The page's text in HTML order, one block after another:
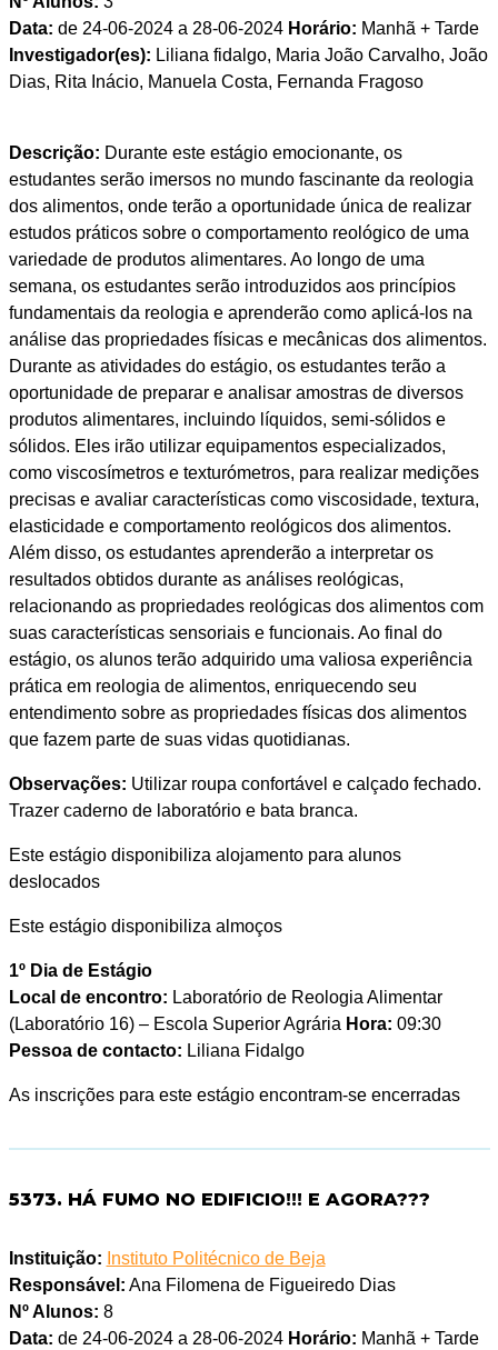
Data: de 24-06-2024 a 28-06-2024 Horário: Manhã + Tarde
Investigador(es): Liliana fidalgo, Maria João Carvalho, João
Dias, Rita Inácio, Manuela Costa, Fernanda Fragoso
Descrição: Durante este estágio emocionante, os
estudantes serão imersos no mundo fascinante da reologia
dos alimentos, onde terão a oportunidade única de realizar
estudos práticos sobre o comportamento reológico de uma
variedade de produtos alimentares. Ao longo de uma
semana, os estudantes serão introduzidos aos princípios
fundamentais da reologia e aprenderão como aplicá-los na
análise das propriedades físicas e mecânicas dos alimentos.
Durante as atividades do estágio, os estudantes terão a
oportunidade de preparar e analisar amostras de diversos
produtos alimentares, incluindo líquidos, semi-sólidos e
sólidos. Eles irão utilizar equipamentos especializados,
como viscosímetros e texturómetros, para realizar medições
precisas e avaliar características como viscosidade, textura,
elasticidade e comportamento reológicos dos alimentos.
Além disso, os estudantes aprenderão a interpretar os
resultados obtidos durante as análises reológicas,
relacionando as propriedades reológicas dos alimentos com
suas características sensoriais e funcionais. Ao final do
estágio, os alunos terão adquirido uma valiosa experiência
prática em reologia de alimentos, enriquecendo seu
entendimento sobre as propriedades físicas dos alimentos
que fazem parte de suas vidas quotidianas.
Observações: Utilizar roupa confortável e calçado fechado.
Trazer caderno de laboratório e bata branca.
Este estágio disponibiliza alojamento para alunos
deslocados
Este estágio disponibiliza almoços
1º Dia de Estágio
Local de encontro: Laboratório de Reologia Alimentar
(Laboratório 16) – Escola Superior Agrária Hora: 09:30
Pessoa de contacto: Liliana Fidalgo
As inscrições para este estágio encontram-se encerradas
5373. HÁ FUMO NO EDIFICIO!!! E AGORA???
Instituição: Instituto Politécnico de Beja
Responsável: Ana Filomena de Figueiredo Dias
Nº Alunos: 8
Data: de 24-06-2024 a 28-06-2024 Horário: Manhã + Tarde